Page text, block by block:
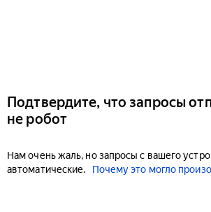
Подтвердите, что запросы
не робот
Нам очень жаль, но запросы с вашего
автоматические.
Почему это могло